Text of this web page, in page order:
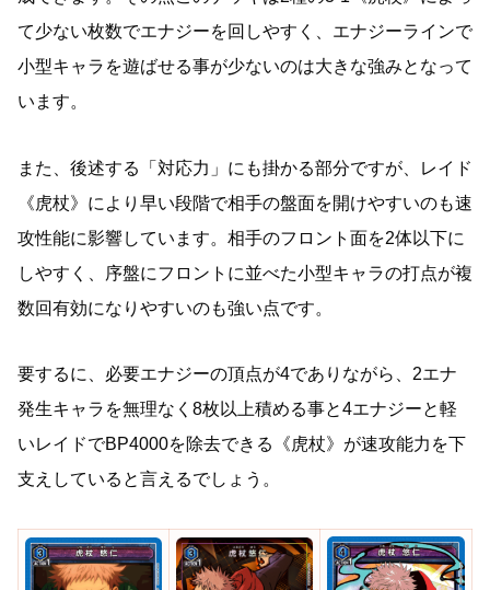
て少ない枚数でエナジーを回しやすく、エナジーラインで
小型キャラを遊ばせる事が少ないのは大きな強みとなって
います。
また、後述する「対応力」にも掛かる部分ですが、レイド
《虎杖》により早い段階で相手の盤面を開けやすいのも速
攻性能に影響しています。相手のフロント面を2体以下に
しやすく、序盤にフロントに並べた小型キャラの打点が複
数回有効になりやすいのも強い点です。
要するに、必要エナジーの頂点が4でありながら、2エナ
発生キャラを無理なく8枚以上積める事と4エナジーと軽
いレイドでBP4000を除去できる《虎杖》が速攻能力を下
支えしていると言えるでしょう。